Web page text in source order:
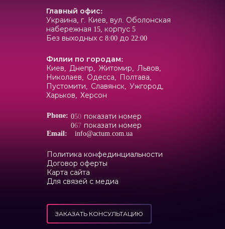
Главный офис:
Украина, г. Киев, вул. Оболонская
набережная 15, корпус 5
Без выходных с 8:00 до 22:00
Филии по городам:
Киев, Днепр, Житомир, Львов,
Николаев, Одесса,
Полтава,
Пустомити, Славянск, Ужгород,
Харьков, Херсон
Phone: 050 показати номер
067 показати номер
Email:
info@actum.com.ua
Политика конфединциальности
Договор оферты
Карта сайта
Для связей с медиа
ЗАКАЗАТЬ КОНСУЛЬТАЦИЮ